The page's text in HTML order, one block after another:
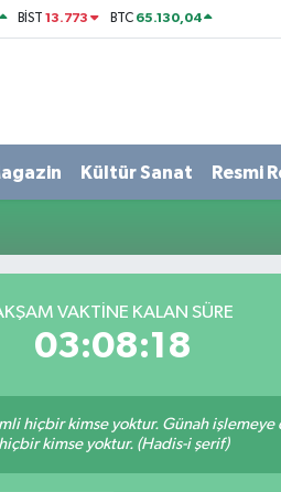
BİST13.773 BTC 65.130,04
Kültür Sanat Resmi
VAKTINE KALAN SÜRE
03:08:17
hiçbir kimse yoktur. Günah işlemeye
hiçbir kimse yoktur. (Hadis-i şerif)